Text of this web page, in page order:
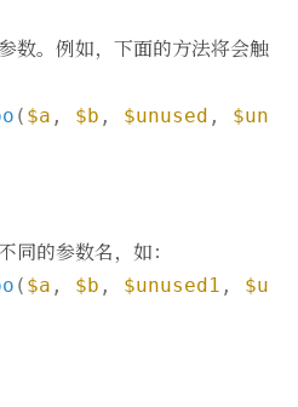
数。例如，下面的方法将会触
( $a , $b , $unused ,
同的参数名，如：
( $a , $b , $unused1 ,